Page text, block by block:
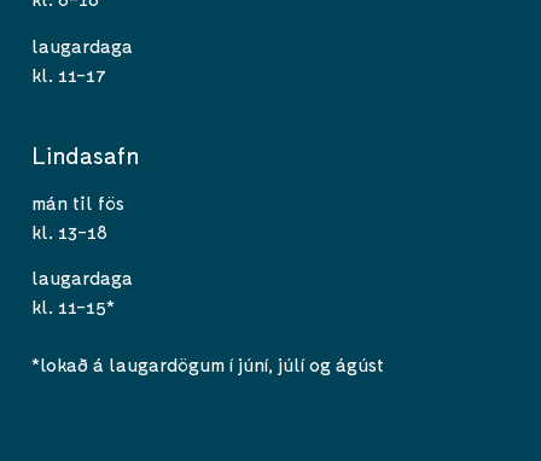
laugardaga
kl. 11-17
Lindasafn
mán til fös
kl. 13-18
laugardaga
kl. 11-15*
*lokað á laugardögum í júní, júlí og ágúst